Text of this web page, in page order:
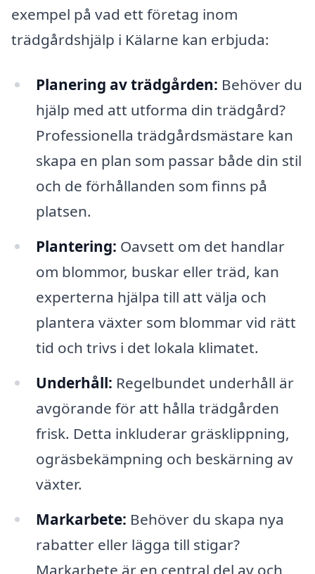
exempel på vad ett företag inom
trädgårdshjälp i Kälarne kan erbjuda:
Planering av trädgården: Behöver du
hjälp med att utforma din trädgård?
Professionella trädgårdsmästare kan
skapa en plan som passar både din stil
och de förhållanden som finns på
platsen.
Plantering: Oavsett om det handlar
om blommor, buskar eller träd, kan
experterna hjälpa till att välja och
plantera växter som blommar vid rätt
tid och trivs i det lokala klimatet.
Underhåll: Regelbundet underhåll är
avgörande för att hålla trädgården
frisk. Detta inkluderar gräsklippning,
ogräsbekämpning och beskärning av
växter.
Markarbete: Behöver du skapa nya
rabatter eller lägga till stigar?
Markarbete är en central del av och